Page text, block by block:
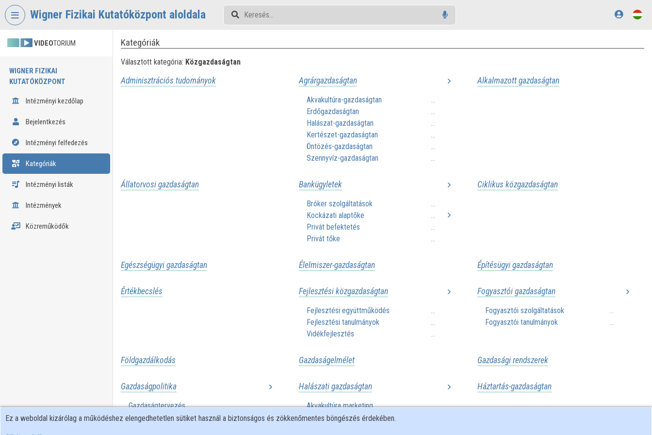
Fejléc kihagyása
Wigner Fizikai Kutatóközpont aloldala
VIDEOTORIUM
WIGNER FIZIKAI
KUTATÓKÖZPONT
Intézményi kezdőlap
Bejelentkezés
Intézményi felfedezés
Kategóriák
Intézményi listák
Intézmények
Közreműködők
Kategóriák
Választott kategória: Közgazdaságtan
Adminisztrációs tudományok Agrárgazdaságtan
Akvakultúra-gazdaságtan
Erdőgazdaságtan
Halászat-gazdaságtan
Kertészet-gazdaságtan
Öntözés-gazdaságtan
Szennyvíz-gazdaságtan
Alkalmazott gazdaságtan
Állatorvosi gazdaságtan Bankügyletek
Bróker szolgáltatások
Kockázati alaptőke
Privát befektetés
Privát tőke
Ciklikus közgazdaságtan
Egészségügyi gazdaságtan Élelmiszer-gazdaságtan Építésügyi gazdaságtan
Értékbecslés Fejlesztési közgazdaságtan
Fejlesztési együttműködés
Fejlesztési tanulmányok
Vidékfejlesztés
Fogyasztói gazdaságtan
Fogyasztói szolgáltatások
Fogyasztói tanulmányok
Földgazdálkodás Gazdaságelmélet Gazdasági rendszerek
Gazdaságpolitika
Gazdaságtervezés ...
Halászati gazdaságtan
Akvakultúra marketing ...
Szocio-gazdaságtan (Halászati gazdaságtan)
Háztartás-gazdaságtan
Ez a weboldal kizárólag a működéshez elengedhetetlen sütiket használ a biztonságos és zökkenőmentes böngészés érdekében.